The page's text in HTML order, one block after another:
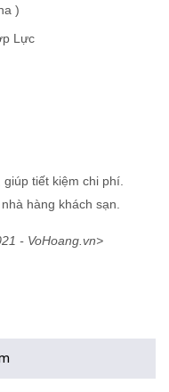
)
Lực
tiết kiệm chi phí.
hàng khách sạn.
- VoHoang.vn>